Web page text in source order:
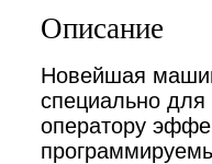
Описание
Новейшая
специально для
оператору